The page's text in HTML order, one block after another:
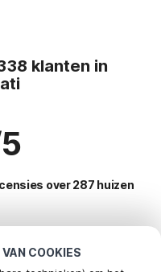
COOKIES
klanten in
over 287 huizen
voor